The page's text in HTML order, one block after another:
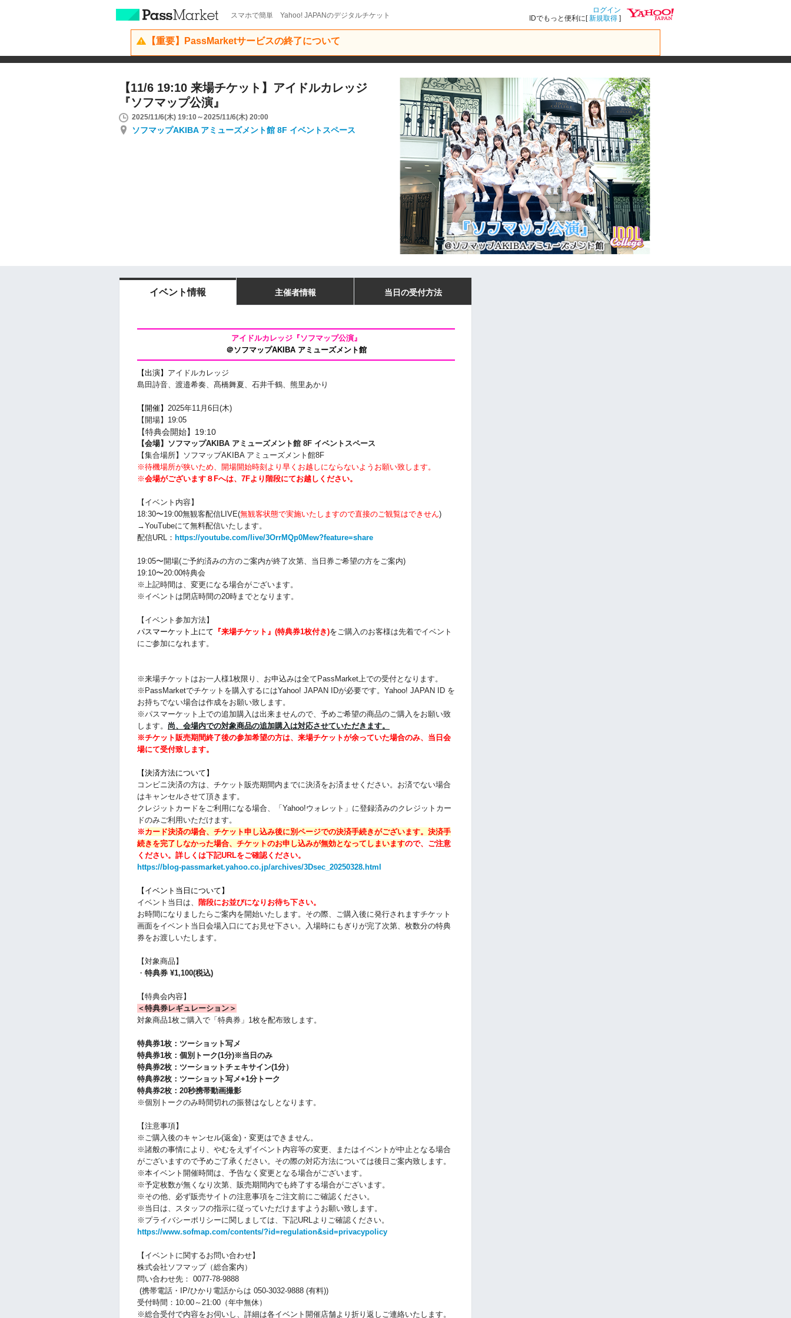
スマホで簡単 Yahoo! JAPANのデジタルチケット
ログイン
IDでもっと便利に[新規取得 ]
【重要】PassMarketサービスの終了について
【11/6 19:10 来場チケット】アイドルカレッジ
『ソフマップ公演』
2025/11/6(木) 19:10～2025/11/6(木) 20:00
ソフマップAKIBA アミューズメント館 8F イベントスペース
イベント情報 主催者情報 当日の受付方法
アイドルカレッジ『ソフマップ公演』
＠ソフマップAKIBA アミューズメント館
【出演】 アイドルカレッジ
島田詩音、渡邉希奏、髙橋舞夏、 石井千鶴、 熊里あかり
【開催】 2025年11月6 日(木)
【開場】19:05
【特典会開始】19:10
【会場】ソフマップAKIBA アミューズメント館 8F イベントスペース
【集合場所】
ソフマップAKIBA アミューズメント館8F
※待機場所が狭いため、開場開始時刻より早くお越しにならないようお願い致します。
※会場がございます８Fへは、7Fより階段にてお越しください。
【イベント内容】
18:30〜19:00無観客配信LIVE(無観客状態で実施いたしますので直接のご観覧はできせん)
→YouTubeにて無料配信いたします。
配信URL： https://youtube.com/live/3OrrMQp0Mew?feature=share
19:05〜開場(ご予約済みの方のご案内が終了次第、当日券ご希望の方をご案内)
19:10〜20:00特典会
※上記時間は、変更になる場合がございます。
※イベントは閉店時間の20時までとなります。
【イベント参加方法】
パスマーケット上にて 『来場チケット』(特典券1枚付き)をご購入のお客様は先着でイベント
にご参加になれます。
※来場チケットはお一人様1枚限り、お申込みは全てPassMarket上での受付となります。
※PassMarketでチケットを購入するにはYahoo! JAPAN IDが必要です。Yahoo! JAPAN ID を
お持ちでない場合は作成をお願い致します。
※パスマーケット上での追加購入は出来ませんので、予めご希望の商品のご購入をお願い致
します。 尚、会場内での対象商品の追加購入は対応させていただきます。
※チケット販売期間終了後の参加希望の方は、来場チケットが余っていた場合のみ、当日会
場にて受付致します。
【決済方法について】
コンビニ決済の方は、チケット販売期間内までに決済をお済ませください。お済でない場合
はキャンセルさせて頂きます。
クレジットカードをご利用になる場合、「Yahoo!ウォレット」に登録済みのクレジットカー
ドのみご利用いただけます。
※カード決済の場合、チケット申し込み後に別ページでの決済手続きがございます。 決済手
続きを完了しなかった場合、チケットのお申し込みが無効となってしまいますので、ご注意
ください。 詳しくは下記URLをご確認ください。
https://blog-passmarket.yahoo.co.jp/archives/3Dsec_20250328.html
【イベント当日について】
イベント当日は、
階段にお並びになりお待ち下さい。
お時間になりましたらご案内を開始いたします。その際、 ご購入後に発行されますチケット
画面をイベント当日会場入口にてお見せ下さい。
入場時にもぎりが完了次第、枚数分の特典
券をお渡しいたします。
【対象商品】
・ 特典券 ¥1,100(税込)
【特典会内容】
＜特典券レギュレーション＞
対象商品1枚ご購入で「特典券」1枚を配布致します。
特典券1枚：ツーショット写メ
特典券1枚：個別トーク(1分)※当日のみ
特典券2枚：ツーショットチェキサイン(1分）
特典券2枚：ツーショット写メ+1分トーク
特典券2枚：20秒携帯動画撮影
※個別トークのみ時間切れの振替はなしとなります。
【注意事項】
※ご購入後のキャンセル(返金)・変更はできません。
※諸般の事情により、やむをえずイベント内容等の変更、またはイベントが中止となる場合
がございますので予めご了承ください。その際の対応方法については後日ご案内致します。
※本イベント開催時間は、予告なく変更となる場合がございます。
※予定枚数が無くなり次第、販売期間内でも終了する場合がございます。
※その他、必ず販売サイトの注意事項をご注文前にご確認ください。
※当日は、スタッフの指示に従っていただけますようお願い致します。
※プライバシーポリシーに関しましては、下記URLよりご確認ください。
https://www.sofmap.com/contents/?id=regulation&sid=privacypolicy
【イベントに関するお問い合わせ】
株式会社ソフマップ（総合案内）
問い合わせ先： 0077-78-9888
(携帯電話・IP/ひかり電話からは 050-3032-9888 (有料))
受付時間：10:00～21:00（年中無休）
※総合受付で内容をお伺いし、詳細は各イベント開催店舗より折り返しご連絡いたします。